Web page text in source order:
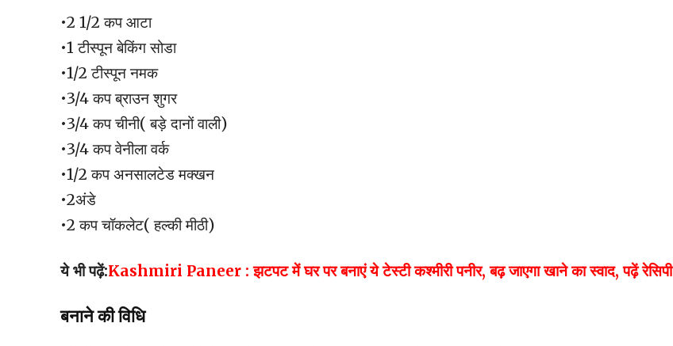
•2 1/2 कप आटा
•1 टीस्पून बेकिंग सोडा
•1/2 टीस्पून नमक
•3/4 कप ब्राउन शुगर
•3/4 कप चीनी( बड़े दानों वाली)
•3/4 कप वेनीला वर्क
•1/2 कप अनसालटेड मक्खन
•2अंडे
•2 कप चॉकलेट( हल्की मीठी)
ये भी पढ़ें:Kashmiri Paneer : झटपट में घर पर बनाएं ये टेस्टी कश्मीरी पनीर, बढ़ जाएगा खाने का स्वाद, पढ़ें रेसिपी
बनाने की विधि